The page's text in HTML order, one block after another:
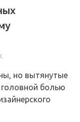
но вытянутые
болью